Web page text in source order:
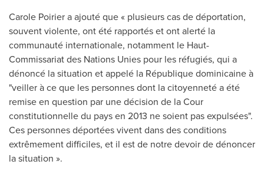
Carole Poiriera ajouté que « plusieurs cas de déportation,
souvent violente, ont été rapportés et ont alerté la
communauté internationale, notamment le Haut-
Commissariat des Nations Unies pour les réfugiés, qui a
dénoncé la situation et appelé la République dominicaine à
"veiller à ce que les personnes dont la citoyenneté a été
remise en question par une décision de la Cour
constitutionnelle du pays en 2013 ne soient pas expulsées".
Ces personnes déportées vivent dans des conditions
extrêmement difficiles, et il est de notre devoir de dénoncer
la situation ».